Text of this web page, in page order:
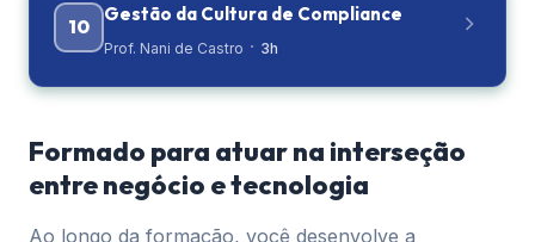
10
Gestão da Cultura de Compliance
Prof. Nani de Castro · 3h
Formado para atuar na interseção
entre negócio e tecnologia
Ao longo da formação, você desenvolve a